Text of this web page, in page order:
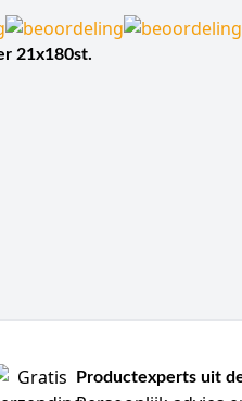
21x180st.
Productexperts uit